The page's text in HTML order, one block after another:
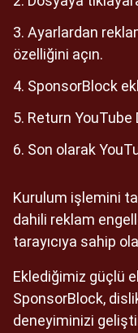
Ayarlardan
özelliğini açın.
SponsorBlock
Return
Son olarak
Kurulum işlemini
dahili reklam
tarayıcıya sahip
Eklediğimiz güçlü
SponsorBlock,
deneyiminizi